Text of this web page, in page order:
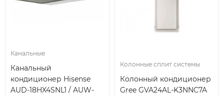
Канальные
Канальный
кондиционер Hisense
AUD-18HX4SNL1 / AUW-
Колонные сплит системы
Колонный кондиционер
Gree GVA24AL-K3NNC7A